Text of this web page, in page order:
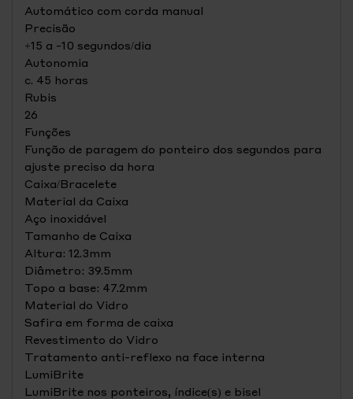
Automático com corda manual
Precisão
+15 a -10 segundos/dia
Autonomia
c. 45 horas
Rubis
26
Funções
Função de paragem do ponteiro dos segundos para
ajuste preciso da hora
Caixa/Bracelete
Material da Caixa
Aço inoxidável
Tamanho de Caixa
Altura: 12.3mm
Diâmetro: 39.5mm
Topo a base: 47.2mm
Material do Vidro
Safira em forma de caixa
Revestimento do Vidro
Tratamento anti-reflexo na face interna
LumiBrite
LumiBrite nos ponteiros, índice(s) e bisel